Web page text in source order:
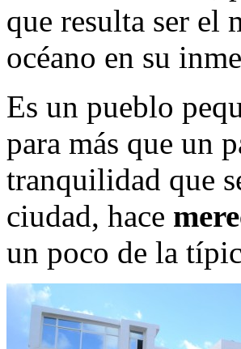
que resulta ser el
océano en su
Es un pueblo
para más que un
tranquilidad que
ciudad, hace
un poco de la